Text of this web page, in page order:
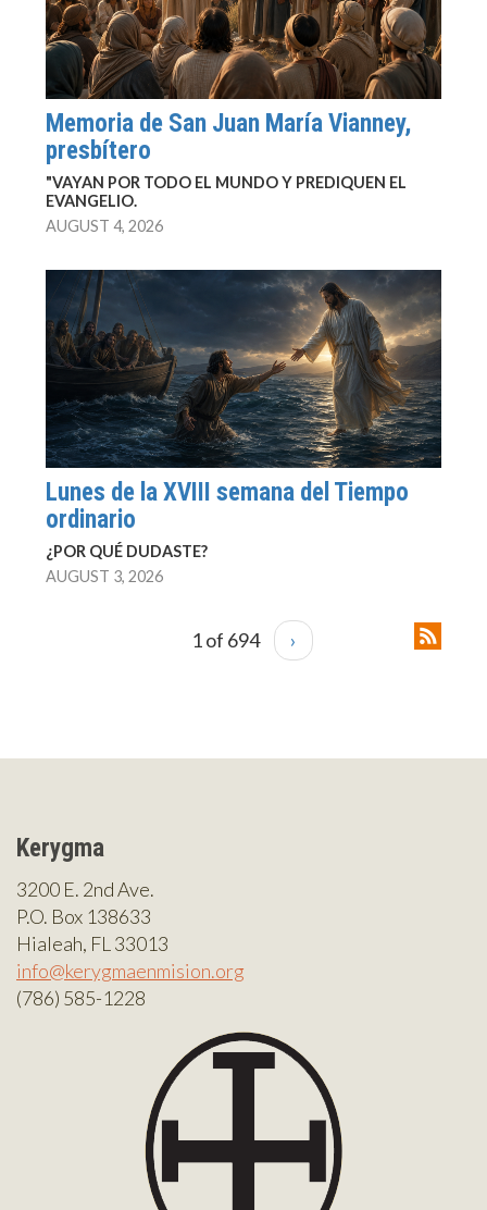
Memoria de San Juan María Vianney,
presbítero
"VAYAN POR TODO EL MUNDO Y PREDIQUEN EL
EVANGELIO.
AUGUST 4, 2026
Lunes de la XVIII semana del Tiempo
ordinario
¿POR QUÉ DUDASTE?
AUGUST 3, 2026
1 of 694 ›
Kerygma
3200 E. 2nd Ave.
P.O. Box 138633
Hialeah, FL 33013
info@kerygmaenmision.org
(786) 585-1228